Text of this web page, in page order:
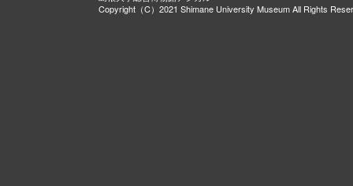
Copyright（C）2021 Shimane University Museum All Rights